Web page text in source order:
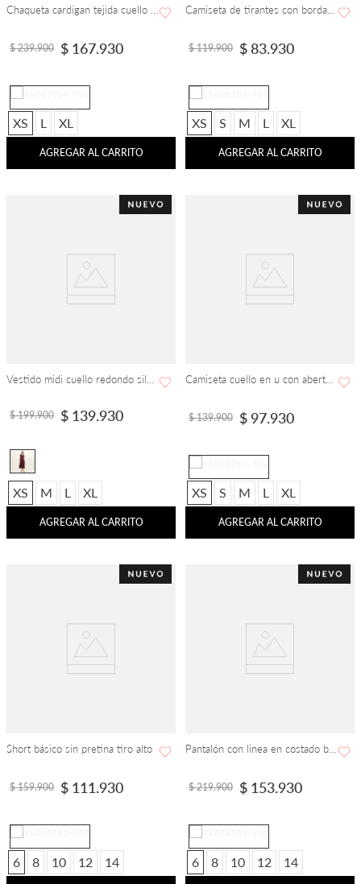
$ 239.900 $ 167.930
XS L XL
AGREGAR AL CARRITO
$ 119.900 $83.930
XS S M L XL
AGREGAR AL CARRITO
$ 199.900 $ 139.930
XS M L XL
AGREGAR AL CARRITO
$ 139.900 $97.930
XS S M L XL
AGREGAR AL CARRITO
Short básico sin pretina tiro alto
$ 159.900 $ 111.930
6 8 10 12 14
$ 219.900 $ 153.930
6 8 10 12 14